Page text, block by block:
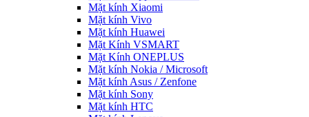
Mặt kính Xiaomi
Mặt kính Vivo
Mặt kính Huawei
Mặt Kính VSMART
Mặt Kính ONEPLUS
Mặt kính Nokia / Microsoft
Mặt kính Asus / Zenfone
Mặt kính Sony
Mặt kính HTC